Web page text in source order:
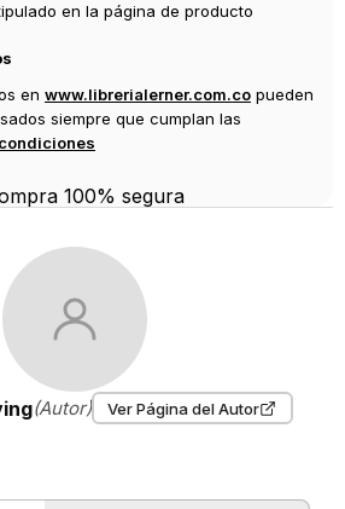
en la página de producto
en www.librerialerner.com.co pueden
siempre que cumplan las
(Autor) Ver Página del Autor